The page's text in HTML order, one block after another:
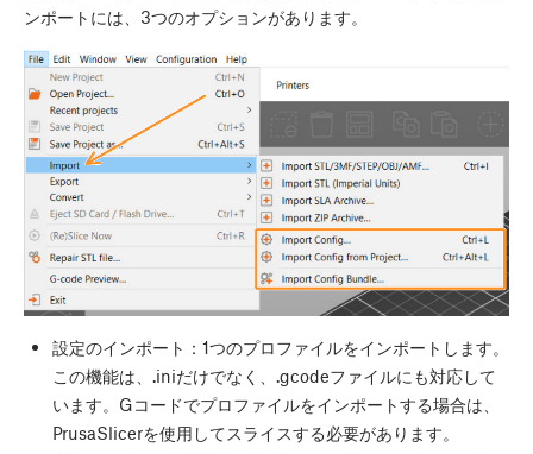
ンポートには、3つのオプションがあります。
設定のインポート：1つのプロファイルをインポートします。
この機能は、.iniだけでなく、.gcodeファイルにも対応して
います。Gコードでプロファイルをインポートする場合は、
PrusaSlicerを使用してスライスする必要があります。